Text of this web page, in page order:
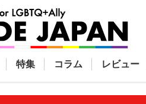
特集 コラム レビュー